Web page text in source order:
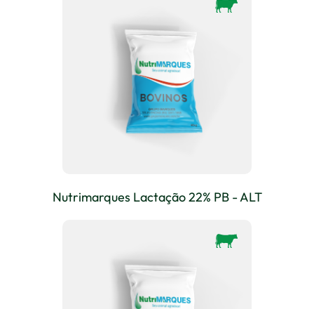
Nutrimarques Lactação 22% PB - ALT